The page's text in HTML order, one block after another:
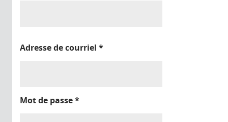
Adresse de courriel *
Mot de passe*